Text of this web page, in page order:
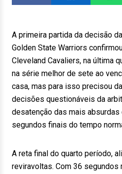
A primeira partida da decisão
Golden State Warriors
Cleveland Cavaliers, na última
na série melhor de sete ao
casa, mas para isso precisou
decisões questionáveis da
desatenção das mais absurdas
segundos finais do tempo
A reta final do quarto período,
reviravoltas. Com 36 segundos